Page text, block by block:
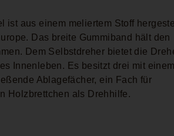
ist aus einem meliertem Stoff
Das breite Gummiband hält den
Dem Selbstdreher bietet die
Innenleben. Es besitzt drei mit einem
Ablagefächer, ein Fach für
Holzbrettchen als Drehhilfe.